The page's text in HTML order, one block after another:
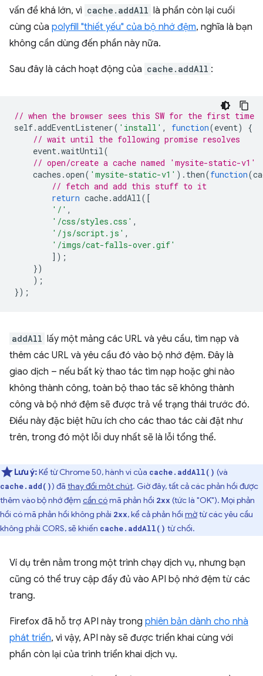
vấn đề khá lớn, vì cache.addAll là phần còn lại cuối
cùng của polyfill "thiết yếu" của bộ nhớ đệm, nghĩa là bạn
không cần dùng đến phần này nữa.
Sau đây là cách hoạt động của cache.addAll :
// when the browser sees this SW for the first time
self.addEventListener( 'install' , function(event)
{
// wait until the following promise resolves
event.waitUntil(
// open/create a cache named 'mysite-static-v1'
caches .open( 'mysite-static-v1' ). then(function(
// fetch and add this stuff to it
return cache.addAll([
'/' ,
'/css/styles.css' ,
'/js/script.js' ,
'/imgs/cat-falls-over.gif'
]);
})
);
});
addAll lấy một mảng các URL và yêu cầu, tìm nạp và
thêm các URL và yêu cầu đó vào bộ nhớ đệm. Đây là
giao dịch – nếu bất kỳ thao tác tìm nạp hoặc ghi nào
không thành công, toàn bộ thao tác sẽ không thành
công và bộ nhớ đệm sẽ được trả về trạng thái trước đó.
Điều này đặc biệt hữu ích cho các thao tác cài đặt như
trên, trong đó một lỗi duy nhất sẽ là lỗi tổng thể.
Lưu ý:Kể từ Chrome 50, hành vi của cache.addAll() (và
cache.add()) đã thay đổi một chút. Giờ đây, tất cả các phản hồi được
thêm vào bộ nhớ đệm cần cómã phản hồi 2xx (tức là "OK"). Mọi phản
hồi có mã phản hồi không phải 2xx, kể cả phản hồi mờtừ các yêu cầu
không phải CORS, sẽ khiến cache.addAll() từ chối.
Ví dụ trên nằm trong một trình chạy dịch vụ, nhưng bạn
cũng có thể truy cập đầy đủ vào API bộ nhớ đệm từ các
trang.
Firefox đã hỗ trợ API này trong phiên bản dành cho nhà
phát triển, vì vậy, API này sẽ được triển khai cùng với
phần còn lại của trình triển khai dịch vụ.